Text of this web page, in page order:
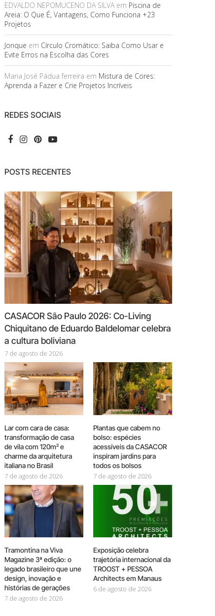
EDVALDO NEPOMUCENO DA SILVAem Piscina de
Areia: O Que É, Vantagens, Como Funciona +23
Projetos
Jonque em Círculo Cromático: Saiba Como Usar e
Evite Erros na Escolha das Cores
Maria José Pádua ferreira em Mistura de Cores:
Aprenda a Fazer e Crie Projetos Incríveis
REDES SOCIAIS
POSTS RECENTES
CASACOR São Paulo 2026: Co-Living
Chiquitano de Eduardo Baldelomar celebra
a cultura boliviana
7 de agosto de 2026
Lar com cara de casa:
transformação de casa
de vila com 120m² e
charme da arquitetura
italiana no Brasil
7 de agosto de 2026
Plantas que cabem no
bolso: espécies
acessíveis da CASACOR
inspiram jardins para
todos os bolsos
7 de agosto de 2026
Tramontina na Viva
Magazine 3ª edição: o
legado brasileiro que une
design, inovação e
histórias de gerações
7 de agosto de 2026
Exposição celebra
trajetória internacional da
TROOST + PESSOA
Architects em Manaus
6 de agosto de 2026